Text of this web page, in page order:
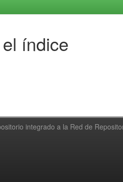
índice
integrado a la Red de